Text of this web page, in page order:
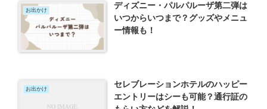
お出かけ
ディズニー・パルパルーザ第二弾は
いつからいつまで？グッズやメニュ
ー情報も！
お出かけ
セレブレーションホテルのハッピー
エントリーはシーも可能？通行証の